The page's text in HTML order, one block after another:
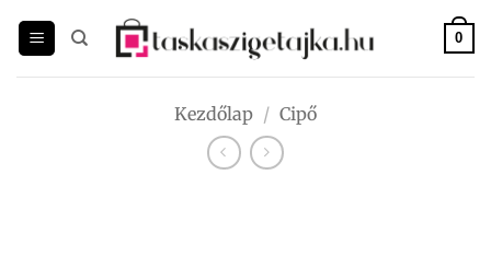
0
Kezdőlap / Cipő